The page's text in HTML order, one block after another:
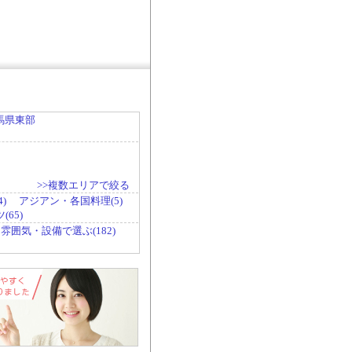
県東部
>>複数エリアで絞る
アジアン・各国料理(5)
(65)
雰囲気・設備で選ぶ(182)